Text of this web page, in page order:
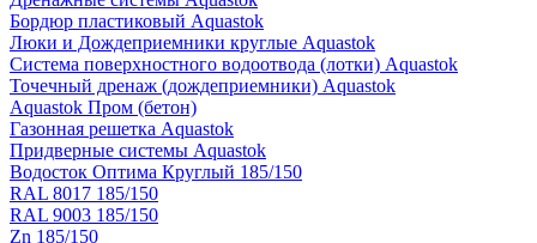
Бордюр пластиковый Aquastok
Люки и Дождеприемники круглые Aquastok
Система поверхностного водоотвода (лотки) Aquastok
Точечный дренаж (дождеприемники) Aquastok
Aquastok Пром (бетон)
Газонная решетка Aquastok
Придверные системы Aquastok
Водосток Оптима Круглый 185/150
RAL 8017 185/150
RAL 9003 185/150
Zn 185/150